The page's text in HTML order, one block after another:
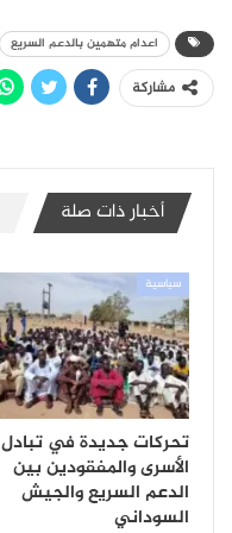
اعدام متهمين بالدعم السريع
مشاركة
أخبار ذات صلة
سياسية
تحركات جديدة في تبادل
الأسرى والمفقودين بين
الدعم السريع والجيش
السوداني